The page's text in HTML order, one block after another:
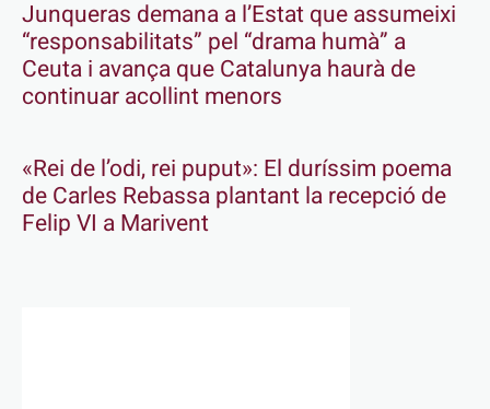
Junqueras demana a l’Estat que assumeixi
“responsabilitats” pel “drama humà” a
Ceuta i avança que Catalunya haurà de
continuar acollint menors
«Rei de l’odi, rei puput»: El duríssim poema
de Carles Rebassa plantant la recepció de
Felip VI a Marivent